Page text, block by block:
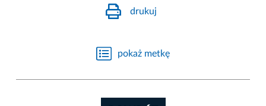
drukuj
pokaż metkę